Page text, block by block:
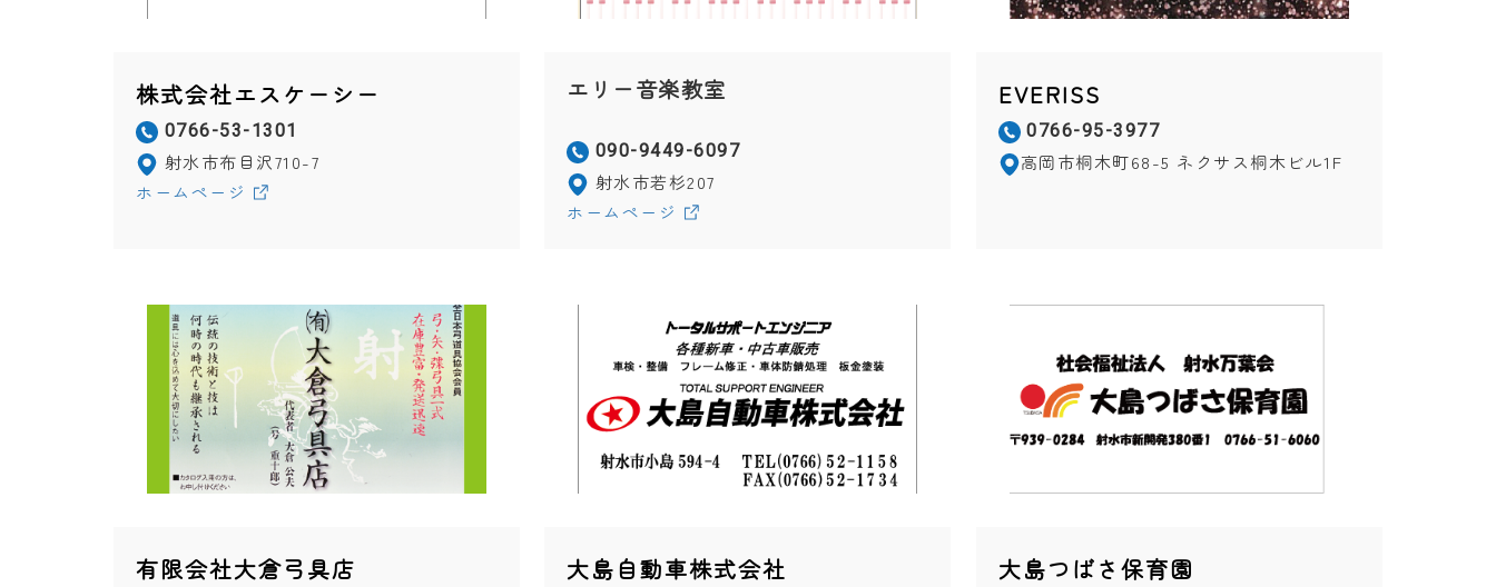
株式会社エスケーシー
0766-53-1301
射水市布目沢710-7
ホームページ
エリー音楽教室
090-9449-6097
射水市若杉207
ホームページ
EVERISS
0766-95-3977
高岡市桐木町68-5 ネクサス桐木ビル1F
有限会社大倉弓具店 大島自動車株式会社 大島つばさ保育園